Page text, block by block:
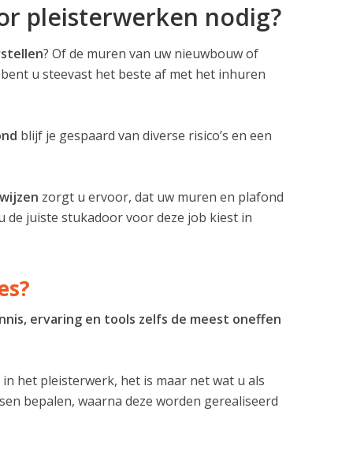
pleisterwerken nodig?
? Of de muren van uw nieuwbouw of
u steevast het beste af met het inhuren
blijf je gespaard van diverse risico’s en een
zorgt u ervoor, dat uw muren en plafond
de juiste stukadoor voor deze job kiest in
ervaring en tools zelfs de meest oneffen
het pleisterwerk, het is maar net wat u als
bepalen, waarna deze worden gerealiseerd